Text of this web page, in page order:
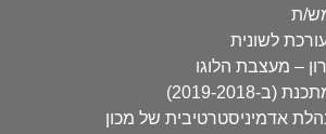
ת
לשונית
– מעצבת הלוגו
2019-2018)
אדמיניסטרטיבית של מכון